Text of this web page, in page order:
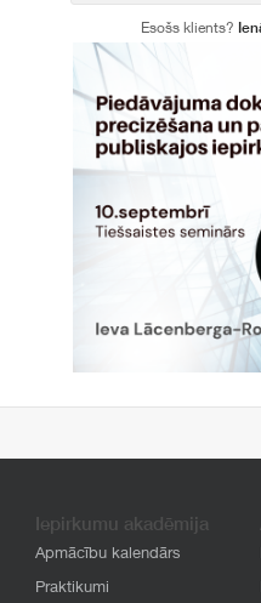
Esošs klients?
Iepirkumu akadēmija
Apmācību kalendārs
Praktikumi